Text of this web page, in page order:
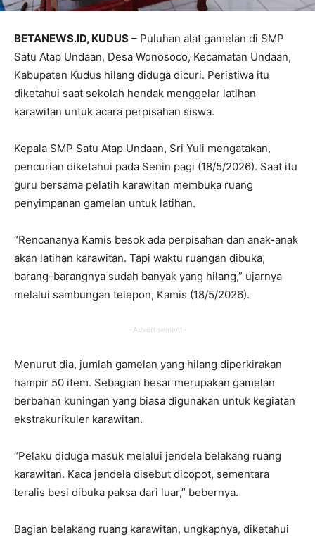
BETANEWS.ID, KUDUS – Puluhan alat gamelan di SMP
Satu Atap Undaan, Desa Wonosoco, Kecamatan Undaan,
Kabupaten Kudus hilang diduga dicuri. Peristiwa itu
diketahui saat sekolah hendak menggelar latihan
karawitan untuk acara perpisahan siswa.
Kepala SMP Satu Atap Undaan, Sri Yuli mengatakan,
pencurian diketahui pada Senin pagi (18/5/2026). Saat itu
guru bersama pelatih karawitan membuka ruang
penyimpanan gamelan untuk latihan.
“Rencananya Kamis besok ada perpisahan dan anak-anak
akan latihan karawitan. Tapi waktu ruangan dibuka,
barang-barangnya sudah banyak yang hilang,” ujarnya
melalui sambungan telepon, Kamis (18/5/2026).
-Advertisement-
Menurut dia, jumlah gamelan yang hilang diperkirakan
hampir 50 item. Sebagian besar merupakan gamelan
berbahan kuningan yang biasa digunakan untuk kegiatan
ekstrakurikuler karawitan.
“Pelaku diduga masuk melalui jendela belakang ruang
karawitan. Kaca jendela disebut dicopot, sementara
teralis besi dibuka paksa dari luar,” bebernya.
Bagian belakang ruang karawitan, ungkapnya, diketahui